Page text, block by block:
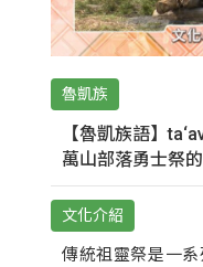
魯凱族
【魯凱族語】
萬山部落勇士祭
文化介紹
傳統祖靈祭是一系